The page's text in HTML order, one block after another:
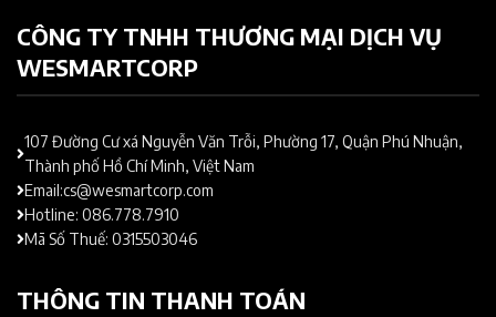
CÔNG TY TNHH THƯƠNG MẠI DỊCH VỤ
WESMARTCORP
107 Đường Cư xá Nguyễn Văn Trỗi, Phường 17, Quận Phú Nhuận,
Thành phố Hồ Chí Minh, Việt Nam
Email:cs@wesmartcorp.com
Hotline: 086.778.7910
Mã Số Thuế: 0315503046
THÔNG TIN THANH TOÁN